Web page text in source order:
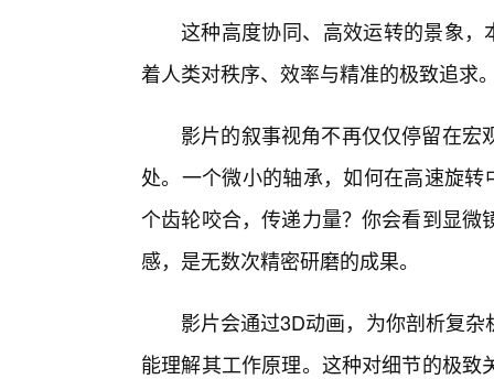
这种高度协同、高效运转的景象，
着人类对秩序、效率与精准的极致追求
影片的叙事视角不再仅仅停留在
处。一个微小的轴承，如何在高速旋
个齿轮咬合，传递力量？你会看到显
感，是无数次精密研磨的成果。
影片会通过3D动画，为你剖析复
能理解其工作原理。这种对细节的极